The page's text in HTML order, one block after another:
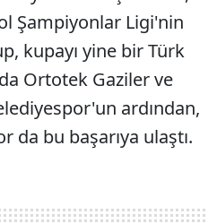
Şampiyonlar Ligi'nin
kupayı yine bir Türk
Ortotek Gaziler ve
ardından,
da bu başarıya ulaştı.